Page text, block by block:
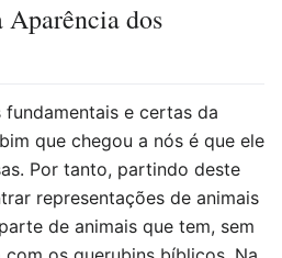
dos
fundamentais e certas da
que chegou a nós é que ele
Por tanto, partindo deste
representações de animais
de animais que tem, sem